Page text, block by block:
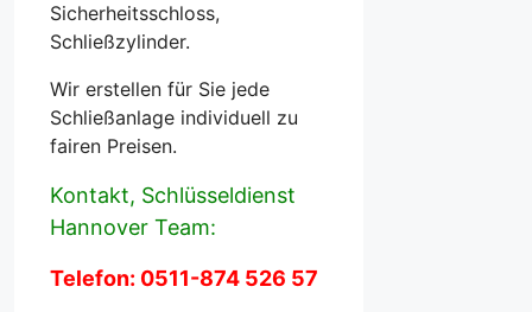
Sicherheitsschloss,
Schließzylinder.
Wir erstellen für Sie jede
Schließanlage individuell zu
fairen Preisen.
Kontakt, Schlüsseldienst
Hannover Team:
Telefon: 0511-874 526 57